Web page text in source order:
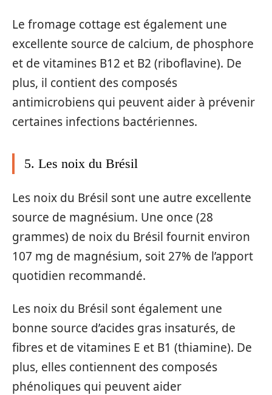
Le fromage cottage est également une
excellente source de calcium, de phosphore
et de vitamines B12 et B2 (riboflavine). De
plus, il contient des composés
antimicrobiens qui peuvent aider à prévenir
certaines infections bactériennes.
5. Les noix du Brésil
Les noix du Brésil sont une autre excellente
source de magnésium. Une once (28
grammes) de noix du Brésil fournit environ
107 mg de magnésium, soit 27% de l’apport
quotidien recommandé.
Les noix du Brésil sont également une
bonne source d’acides gras insaturés, de
fibres et de vitamines E et B1 (thiamine). De
plus, elles contiennent des composés
phénoliques qui peuvent aider